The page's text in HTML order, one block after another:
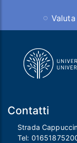
Contatti
Strada
Tel: